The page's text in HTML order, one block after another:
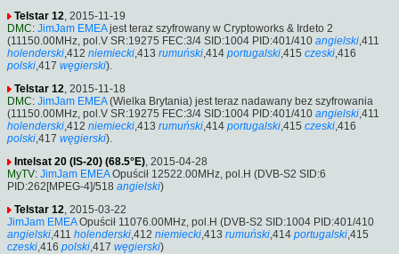
Telstar 12, 2015-11-19
DMC: JimJam EMEAjest teraz szyfrowany w Cryptoworks & Irdeto 2
(11150.00MHz, pol.V SR:19275 FEC:3/4 SID:1004 PID:401/410 angielski,411
holenderski,412 niemiecki,413 rumuński,414 portugalski,415 czeski,416
polski,417 węgierski).
Telstar 12, 2015-11-18
DMC: JimJam EMEA(Wielka Brytania) jest teraz nadawany bez szyfrowania
(11150.00MHz, pol.V SR:19275 FEC:3/4 SID:1004 PID:401/410 angielski,411
holenderski,412 niemiecki,413 rumuński,414 portugalski,415 czeski,416
polski,417 węgierski).
Intelsat 20 (IS-20) (68.5°E), 2015-04-28
MyTV: JimJam EMEAOpuścił 12522.00MHz, pol.H (DVB-S2 SID:6
PID:262[MPEG-4]/518 angielski)
Telstar 12, 2015-03-22
JimJam EMEAOpuścił 11076.00MHz, pol.H (DVB-S2 SID:1004 PID:401/410
angielski,411 holenderski,412 niemiecki,413 rumuński,414 portugalski,415
czeski,416 polski,417 węgierski)